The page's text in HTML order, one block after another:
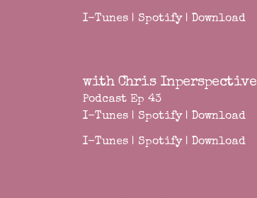
I-Tunes | Spotify| Download
with Chris Inperspective
Podcast Ep 43
I-Tunes | Spotify| Download
I-Tunes | Spotify| Download